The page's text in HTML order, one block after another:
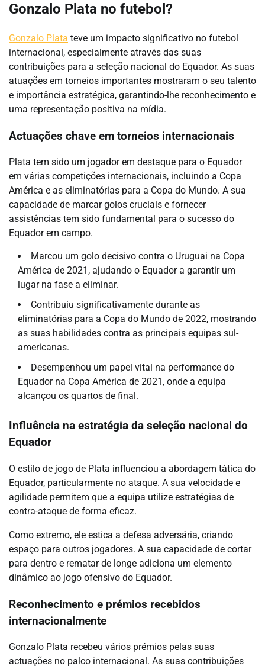
Gonzalo Plata no futebol?
Gonzalo Plata teve um impacto significativo no futebol
internacional, especialmente através das suas
contribuições para a seleção nacional do Equador. As suas
atuações em torneios importantes mostraram o seu talento
e importância estratégica, garantindo-lhe reconhecimento e
uma representação positiva na mídia.
Actuações chave em torneios internacionais
Plata tem sido um jogador em destaque para o Equador
em várias competições internacionais, incluindo a Copa
América e as eliminatórias para a Copa do Mundo. A sua
capacidade de marcar golos cruciais e fornecer
assistências tem sido fundamental para o sucesso do
Equador em campo.
Marcou um golo decisivo contra o Uruguai na Copa
América de 2021, ajudando o Equador a garantir um
lugar na fase a eliminar.
Contribuiu significativamente durante as
eliminatórias para a Copa do Mundo de 2022, mostrando
as suas habilidades contra as principais equipas sul-
americanas.
Desempenhou um papel vital na performance do
Equador na Copa América de 2021, onde a equipa
alcançou os quartos de final.
Influência na estratégia da seleção nacional do
Equador
O estilo de jogo de Plata influenciou a abordagem tática do
Equador, particularmente no ataque. A sua velocidade e
agilidade permitem que a equipa utilize estratégias de
contra-ataque de forma eficaz.
Como extremo, ele estica a defesa adversária, criando
espaço para outros jogadores. A sua capacidade de cortar
para dentro e rematar de longe adiciona um elemento
dinâmico ao jogo ofensivo do Equador.
Reconhecimento e prémios recebidos
internacionalmente
Gonzalo Plata recebeu vários prémios pelas suas
actuações no palco internacional. As suas contribuições